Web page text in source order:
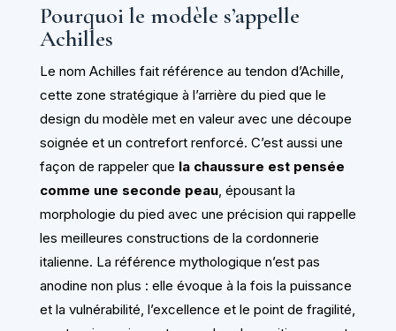
Pourquoi le modèle s’appelle
Achilles
Le nom Achilles fait référence au tendon d’Achille,
cette zone stratégique à l’arrière du pied que le
design du modèle met en valeur avec une découpe
soignée et un contrefort renforcé. C’est aussi une
façon de rappeler que la chaussure est pensée
comme une seconde peau, épousant la
morphologie du pied avec une précision qui rappelle
les meilleures constructions de la cordonnerie
italienne. La référence mythologique n’est pas
anodine non plus : elle évoque à la fois la puissance
et la vulnérabilité, l’excellence et le point de fragilité,